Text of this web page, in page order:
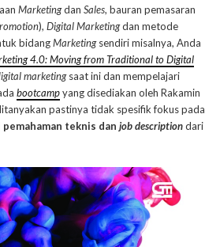
Marketingdan Sales, bauran pemasaran
), Digital Marketingdan metode
bidangMarketingsendiri misalnya, Anda
4.0: Moving from Traditional to Digital
marketingsaat ini dan mempelajari
bootcampyang disediakan oleh Rakamin
pastinya tidak spesifik fokus pada
teknis dan job descriptiondari